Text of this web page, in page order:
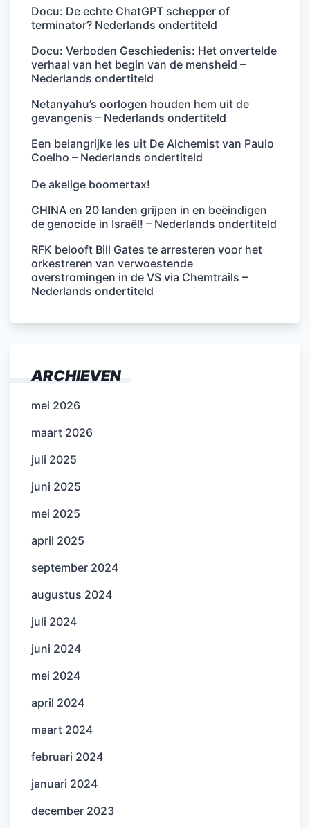
Docu: De echte ChatGPT schepper of
terminator? Nederlands ondertiteld
Docu: Verboden Geschiedenis: Het onvertelde
verhaal van het begin van de mensheid –
Nederlands ondertiteld
Netanyahu’s oorlogen houden hem uit de
gevangenis – Nederlands ondertiteld
Een belangrijke les uit De Alchemist van Paulo
Coelho – Nederlands ondertiteld
De akelige boomertax!
CHINA en 20 landen grijpen in en beëindigen
de genocide in Israël! – Nederlands ondertiteld
RFK belooft Bill Gates te arresteren voor het
orkestreren van verwoestende
overstromingen in de VS via Chemtrails –
Nederlands ondertiteld
ARCHIEVEN
mei 2026
maart 2026
juli 2025
juni 2025
mei 2025
april 2025
september 2024
augustus 2024
juli 2024
juni 2024
mei 2024
april 2024
maart 2024
februari 2024
januari 2024
december 2023